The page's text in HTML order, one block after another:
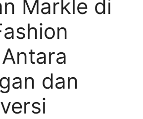
Markle di
dan